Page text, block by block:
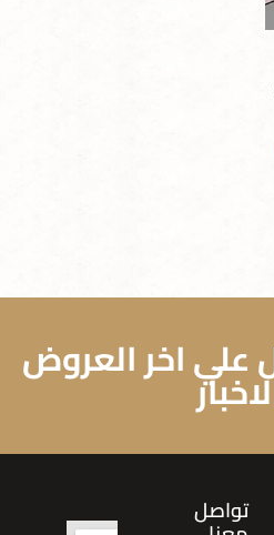
علي اخر العروض
تواصل